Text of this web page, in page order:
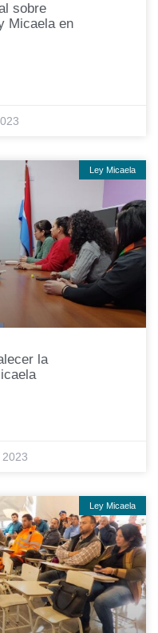
sobre
Micaela en
Ley Micaela
la
Ley Micaela